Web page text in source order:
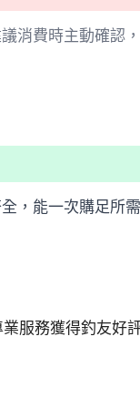
消費時主動確認
，能一次購足所
服務獲得釣友